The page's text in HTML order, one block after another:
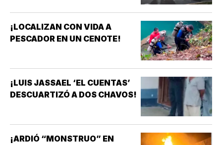
¡LOCALIZAN CON VIDA A
PESCADOR EN UN CENOTE!
¡LUIS JASSAEL ‘EL CUENTAS’
DESCUARTIZÓ A DOS CHAVOS!
¡ARDIÓ “MONSTRUO” EN